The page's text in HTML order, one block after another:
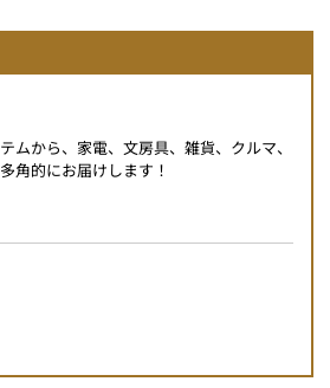
ムから、家電、文房具、雑貨、クルマ、
角的にお届けします！